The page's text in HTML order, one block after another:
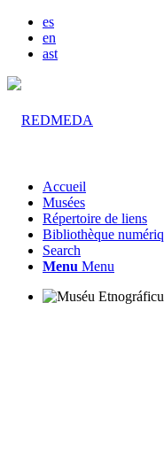
es
en
ast
Accueil
Musées
Répertoire de liens
Bibliothèque
Search
Menu Menu